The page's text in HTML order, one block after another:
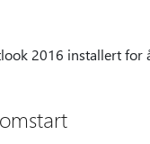
2016 installert for